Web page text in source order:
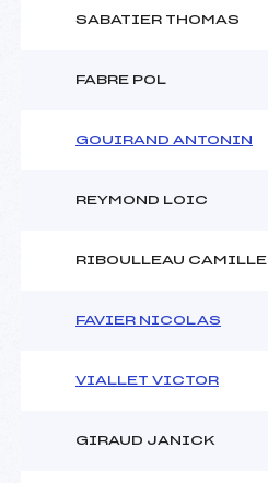
SABATIER THOMAS
FABRE POL
GOUIRAND ANTONIN
REYMOND LOIC
RIBOULLEAU CAMILLE
FAVIER NICOLAS
VIALLET VICTOR
GIRAUD JANICK